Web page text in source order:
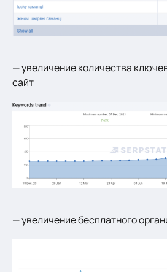
— увеличение количества
сайт
— увеличение бесплатного